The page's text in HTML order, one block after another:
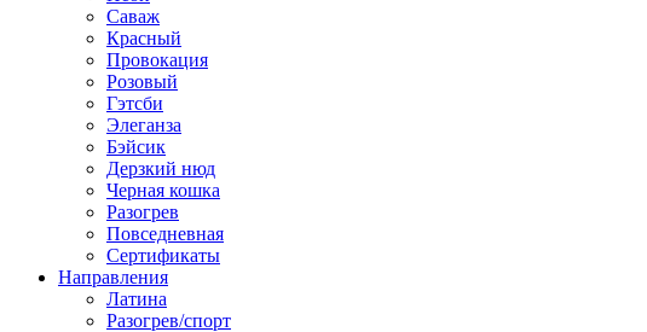
Саваж
Красный
Провокация
Розовый
Гэтсби
Элеганза
Бэйсик
Дерзкий нюд
Черная кошка
Разогрев
Повседневная
Сертификаты
Направления
Латина
Разогрев/спорт